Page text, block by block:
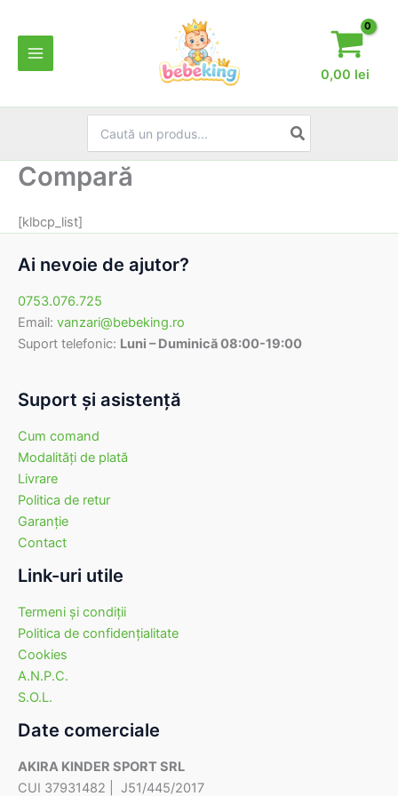
content
0,00 lei
for:
Compară
[klbcp_list]
Ai nevoie de ajutor?
0753.076.725
Email: vanzari@bebeking.ro
Suport telefonic: Luni – Duminică 08:00-19:00
Suport şi asistenţă
Cum comand
Modalităţi de plată
Livrare
Politica de retur
Garanţie
Contact
Link-uri utile
Termeni şi condiţii
Politica de confidenţialitate
Cookies
A.N.P.C.
S.O.L.
Date comerciale
AKIRA KINDER SPORT SRL
CUI 37931482 | J51/445/2017